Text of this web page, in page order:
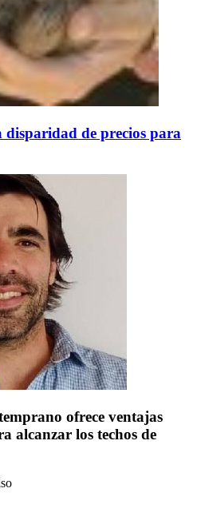
disparidad de precios para
ofrece ventajas
alcanzar los techos de